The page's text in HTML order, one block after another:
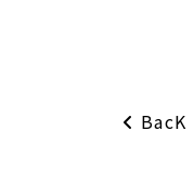
BacK